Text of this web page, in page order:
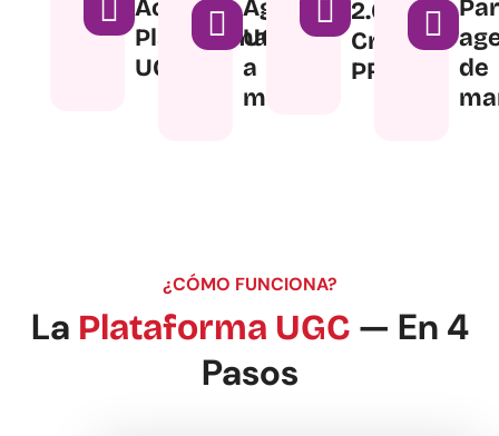
Acceso
Plataforma
UGC
Agencia
UGC
a
medida
2.0
Creativo
PRO
de
¿CÓMO FUNCIONA?
La Plataforma UGC— En 4
Pasos